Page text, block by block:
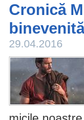
Cronică
29.04.2016